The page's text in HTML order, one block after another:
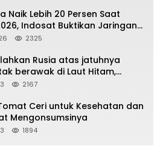
Naik Lebih 20 Persen Saat
Indosat Buktikan Jaringan
Jutaan Pemudik
2325
Rusia atas jatuhnya
berawak di Laut Hitam,
2167
Ceri untuk Kesehatan dan
Mengonsumsinya
1894